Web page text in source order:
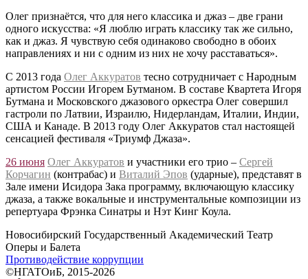
Олег признаётся, что для него классика и джаз – две грани
одного искусства: «Я люблю играть классику так же сильно,
как и джаз. Я чувствую себя одинаково свободно в обоих
направлениях и ни с одним из них не хочу расставаться».
С 2013 года Олег Аккуратов тесно сотрудничает с Народным
артистом России Игорем Бутманом. В составе Квартета Игоря
Бутмана и Московского джазового оркестра Олег совершил
гастроли по Латвии, Израилю, Нидерландам, Италии, Индии,
США и Канаде. В 2013 году Олег Аккуратов стал настоящей
сенсацией фестиваля «Триумф Джаза».
26 июня Олег Аккуратов и участники его трио – Сергей
Корчагин (контрабас) и Виталий Эпов (ударные), представят в
Зале имени Исидора Зака программу, включающую классику
джаза, а также вокальные и инструментальные композиции из
репертуара Фрэнка Синатры и Нэт Кинг Коула.
Новосибирский Государственный Академический Театр
Оперы и Балета
Противодействие коррупции
©НГАТОиБ, 2015-2026